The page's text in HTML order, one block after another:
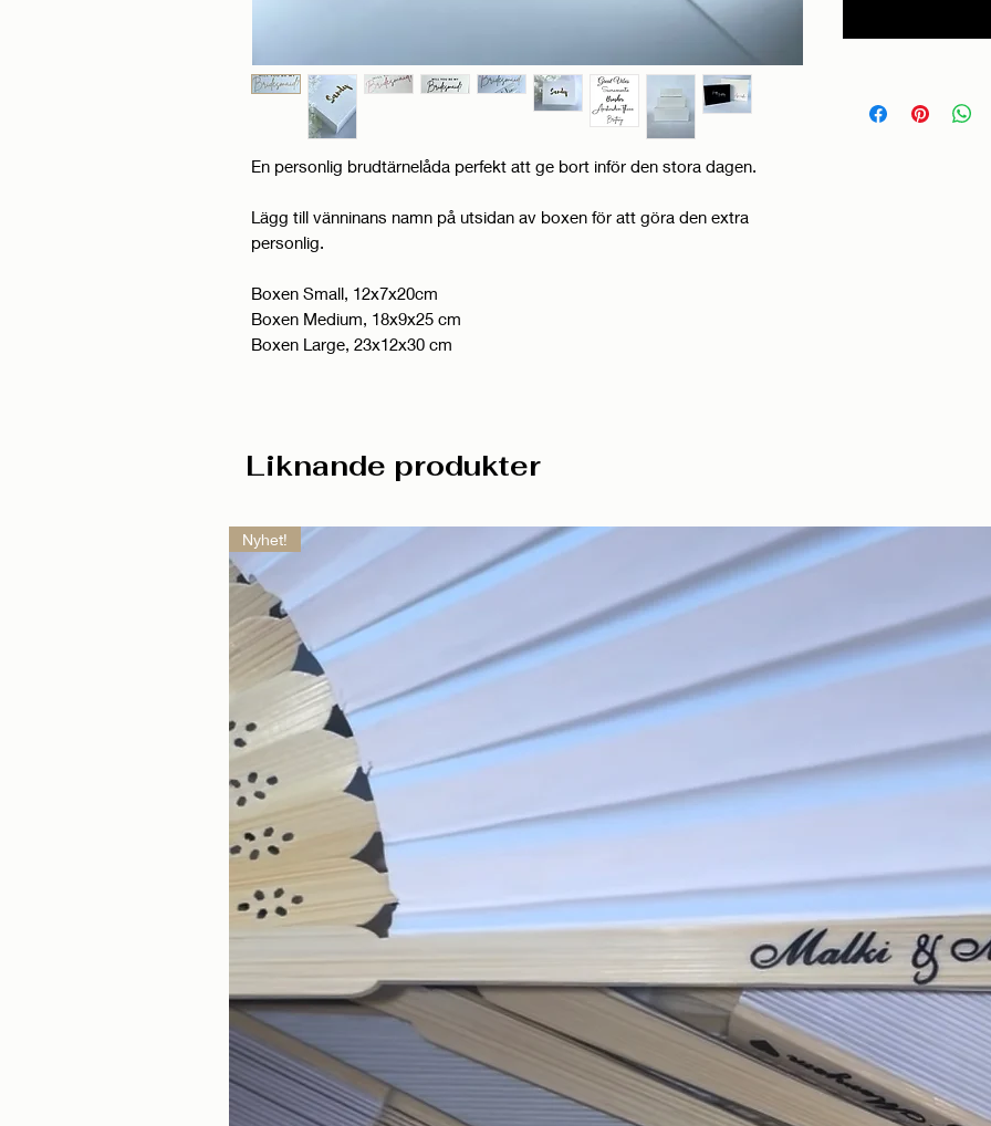
En personlig brudtärnelåda perfekt att ge bort inför den stora dagen.
Lägg till vänninans namn på utsidan av boxen för att göra den extra
personlig.
Boxen Small, 12x7x20cm
Boxen Medium, 18x9x25 cm
Boxen Large, 23x12x30 cm
Liknande produkter
Nyhet!